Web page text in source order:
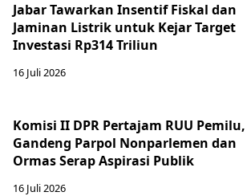
Jabar Tawarkan Insentif Fiskal dan
Jaminan Listrik untuk Kejar Target
Investasi Rp314 Triliun
16 Juli 2026
Komisi II DPR Pertajam RUU Pemilu,
Gandeng Parpol Nonparlemen dan
Ormas Serap Aspirasi Publik
16 Juli 2026